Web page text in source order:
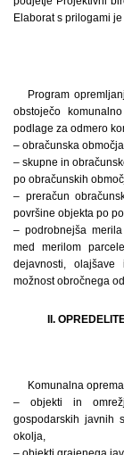
Elaborat s prilogami
Program
obstoječo
podlage za odmero
– obračunska
– skupne in
po obračunskih
– preračun
površine objekta po
– podrobnejša
med merilom
dejavnosti,
možnost obročnega
II.
Komunalna
– objekti in
gospodarskih javnih
okolja,